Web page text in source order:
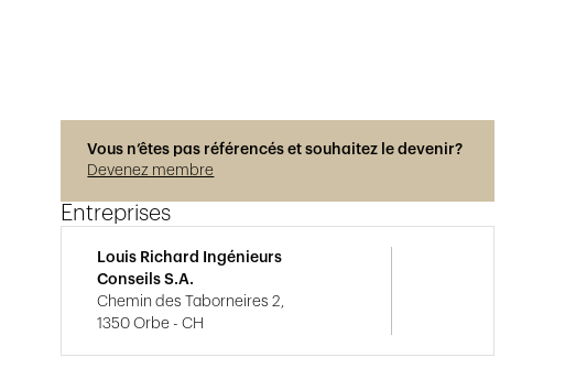
Vous n’êtes pas référencés et souhaitez le devenir?
Devenez membre
Entreprises
Louis Richard Ingénieurs
Conseils S.A.
Chemin des Taborneires 2,
1350 Orbe - CH